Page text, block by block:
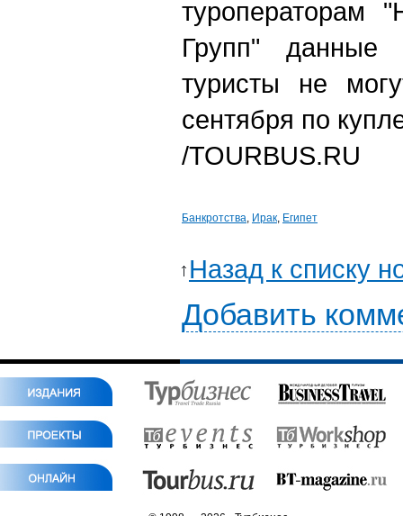
туроператорам
Групп" данные
туристы не
сентября по
/TOURBUS.RU
Банкротства, Ирак, Египет
Назад к списку
Добавить